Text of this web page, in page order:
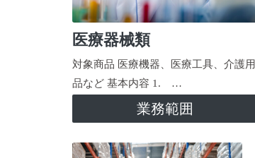
医療器械類
対象商品 医療機器、医療工具、介護用
品など 基本内容 1. …
業務範囲